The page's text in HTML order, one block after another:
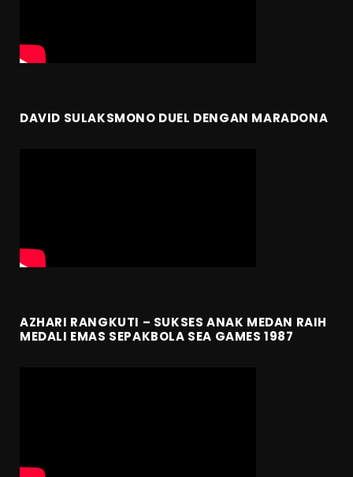
DAVID SULAKSMONO DUEL DENGAN MARADONA
AZHARI RANGKUTI – SUKSES ANAK MEDAN RAIH
MEDALI EMAS SEPAKBOLA SEA GAMES 1987